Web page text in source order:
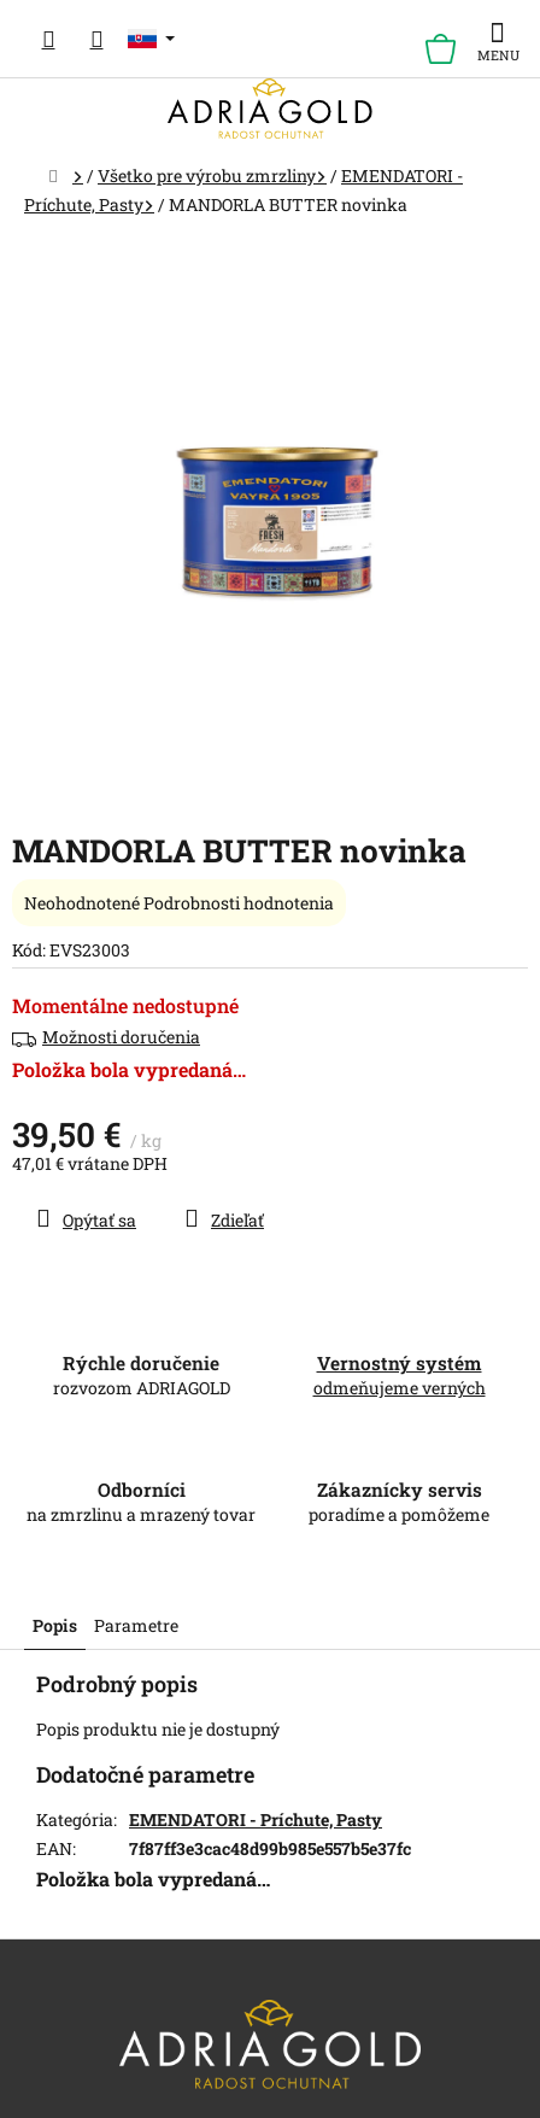
obsah
KOŠÍK
Domov
/Všetko pre výrobu zmrzliny /EMENDATORI -
Príchute, Pasty
/MANDORLA BUTTER novinka
MANDORLA BUTTER novinka
Kód:EVS23003
39,50 € / kg
47,01 € vrátane DPH
cena:
Momentálne nedostupné
Možnosti doručenia
Položka bola vypredaná…
Opýtať sa Zdieľať
Rýchle doručenie
rozvozom ADRIAGOLD
Vernostný systém
odmeňujeme verných
Odborníci
na zmrzlinu a mrazený tovar
Zákaznícky servis
poradíme a pomôžeme
Priemerné
produktu
je
0,0
z
5
hviezdičiek.
NeohodnotenéPodrobnosti hodnotenia
Popis Parametre
Podrobný popis
Popis produktu nie je dostupný
Dodatočné parametre
Kategória: EMENDATORI - Príchute, Pasty
EAN: 7f87ff3e3cac48d99b985e557b5e37fc
Položka bola vypredaná…